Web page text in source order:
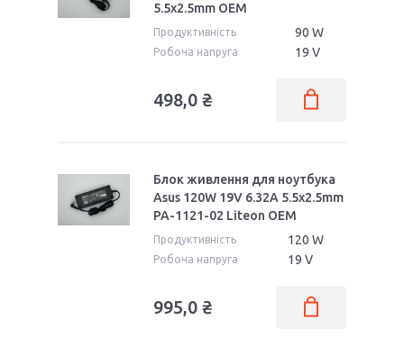
5.5x2.5mm OEM
Продуктивність 90 W
Робоча напруга 19 V
498,0 ₴
Блок живлення для ноутбука
Asus 120W 19V 6.32A 5.5x2.5mm
PA-1121-02 Liteon OEM
Продуктивність 120 W
Робоча напруга 19 V
995,0 ₴